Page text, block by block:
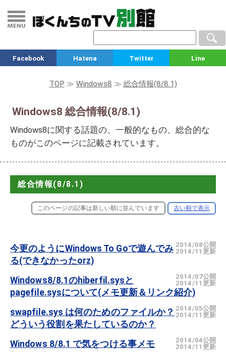
Facebook Hatena Twitter Line
TOP ≫ Windows8 ≫ 総合情報(8/8.1)
Windows8 総合情報(8/8.1)
Windows8に関する話題の、一般的なもの、総合的な
ものがこのページに記載されています。
総合情報(8/8.1)
このページの記事は新しい順に並んでいます 古い順で表示
2014/08公開
2014/11更新
今更のようにWindows To Goで遊んでみ
る(できなかったorz)
2014/07公開
2014/11更新
Windows8/8.1のhiberfil.sysと
pagefile.sysについて(メモ更新＆リンク紹介)
2014/05公開
2014/11更新
swapfile.sys は何のためのファイルか？
どういう役割を果たしているのか？
2014/04公開
2014/11更新
Windows 8/8.1 で気をつける事メモ